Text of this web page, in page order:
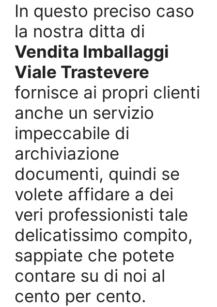
In questo preciso caso
la nostra ditta di
Vendita Imballaggi
Viale Trastevere
fornisce ai propri clienti
anche un servizio
impeccabile di
archiviazione
documenti, quindi se
volete affidare a dei
veri professionisti tale
delicatissimo compito,
sappiate che potete
contare su di noi al
cento per cento.